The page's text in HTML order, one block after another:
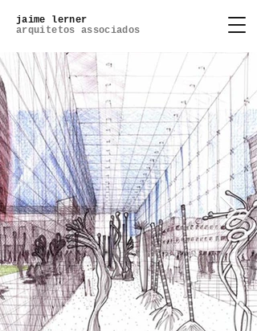
jaime lerner
arquitetos associados